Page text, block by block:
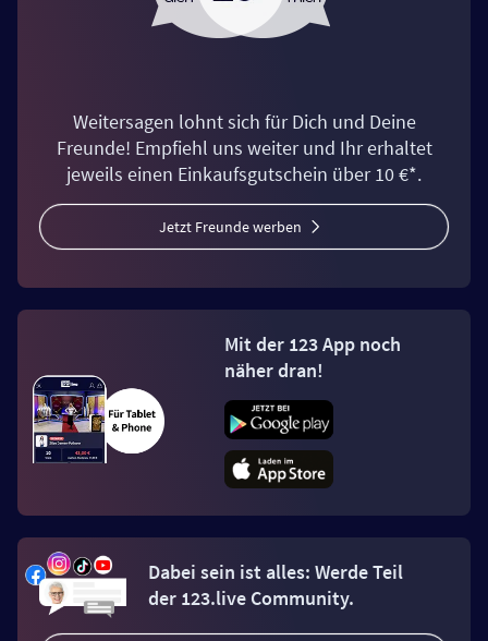
Weitersagen lohnt sich für Dich und Deine
Freunde! Empfiehl uns weiter und Ihr erhaltet
jeweils einen Einkaufsgutschein über 10 €*.
Jetzt Freunde werben
Mit der 123 App noch
näher dran!
Dabei sein ist alles: Werde Teil
der 123.live Community.